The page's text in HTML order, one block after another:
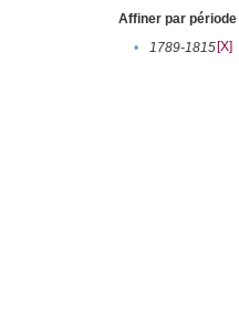
Affiner par période
•
1789-1815[X]